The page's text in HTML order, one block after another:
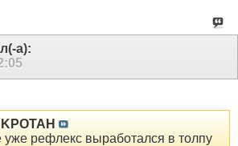
а):
KPOTAH
рефлекс выработался в толпу